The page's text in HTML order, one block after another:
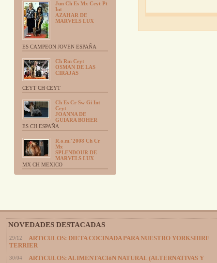
Jun Ch Es Mx Ceyt Pt
Int
AZAHAR DE
MARVELS LUX
ES CAMPEON JOVEN ESPAÑA
Ch Rm Ceyt
OSMAN DE LAS
CIRAJAS
CEYT CH CEYT
Ch Es Cr Sw Gi Int
Ceyt
JOANNA DE
GUIARA BOHER
ES CH ESPAÑA
R.o.m.´2008 Ch Cr
Mx
SPLENDOUR DE
MARVELS LUX
MX CH MEXICO
NOVEDADES DESTACADAS
29/12
ARTíCULOS: DIETA COCINADA PARA NUESTRO YORKSHIRE
TERRIER
30/04
ARTíCULOS: ALIMENTACIóN NATURAL (ALTERNATIVAS Y